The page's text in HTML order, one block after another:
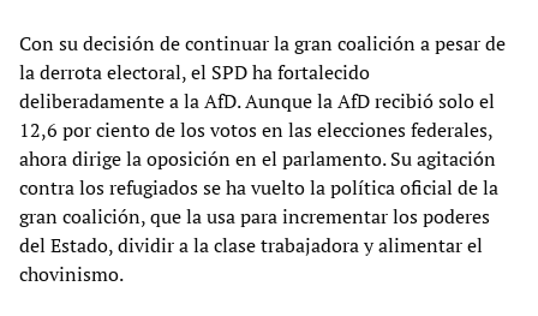
Con su decisión de continuar la gran coalición a pesar de
la derrota electoral, el SPD ha fortalecido
deliberadamente a la AfD. Aunque la AfD recibió solo el
12,6 por ciento de los votos en las elecciones federales,
ahora dirige la oposición en el parlamento. Su agitación
contra los refugiados se ha vuelto la política oficial de la
gran coalición, que la usa para incrementar los poderes
del Estado, dividir a la clase trabajadora y alimentar el
chovinismo.